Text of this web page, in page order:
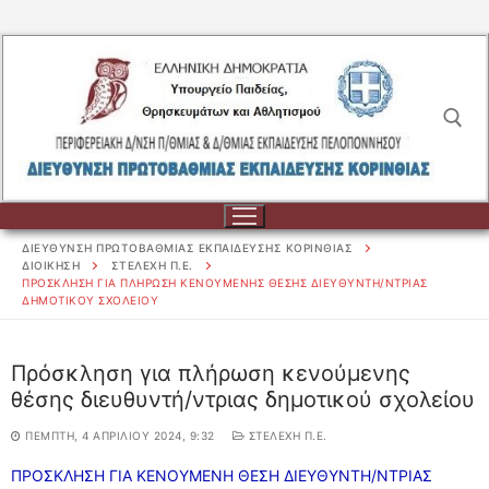
περιεχόμενο
Αναζήτηση για:
ΔΙΟΙΚΗΣΗ
ΔΙΟΙΚΗΣΗ
ΟΡΓΑΝΟΓΡΑΜΜΑ
ΣΧΟΛΕΙΑ
ΣΧΟΛΕΙΑ
ΕΚΠΑΙΔΕΥΤΙΚΟΙ
ΔΙΕΥΘΥΝΣΗ ΠΡΩΤΟΒΑΘΜΙΑΣ ΕΚΠΑΙΔΕΥΣΗΣ ΚΟΡΙΝΘΙΑΣ
ΔΙΟΙΚΗΣΗ
ΣΤΕΛΕΧΗ Π.Ε.
ΠΡΌΣΚΛΗΣΗ ΓΙΑ ΠΛΉΡΩΣΗ ΚΕΝΟΎΜΕΝΗΣ ΘΈΣΗΣ ΔΙΕΥΘΥΝΤΉ/ΝΤΡΙΑΣ
ΔΗΜΟΤΙΚΟΎ ΣΧΟΛΕΊΟΥ
Πρόσκληση για πλήρωση κενούμενης
θέσης διευθυντή/ντριας δημοτικού σχολείου
ΠΈΜΠΤΗ, 4 ΑΠΡΙΛΊΟΥ 2024, 9:32 ΣΤΕΛΕΧΗ Π.Ε.
ΠΡΟΣΚΛΗΣΗ ΓΙΑ ΚΕΝΟΥΜΕΝΗ ΘΕΣΗ ΔΙΕΥΘΥΝΤΗ/ΝΤΡΙΑΣ